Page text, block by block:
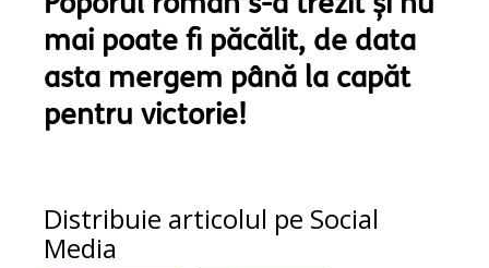
Poporul român s-a trezit și nu
mai poate fi păcălit, de data
asta mergem până la capăt
pentru victorie!
Distribuie articolul pe Social
Media